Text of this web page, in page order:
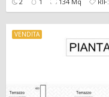
VENDITA